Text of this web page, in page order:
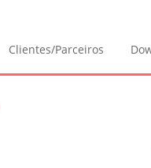
Clientes/Parceiros